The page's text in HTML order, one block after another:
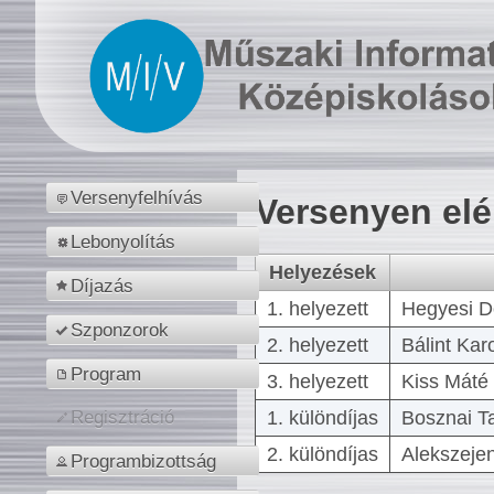
Versenyfelhívás
Lebonyolítás
Díjazás
Szponzorok
Program
Regisztráció
Programbizottság
Versenyen
Helyezések
1. helyezett
Hegyesi
2. helyezett
Bálint
3. helyezett
Kiss
1. különdíjas
Bosznai
2. különdíjas